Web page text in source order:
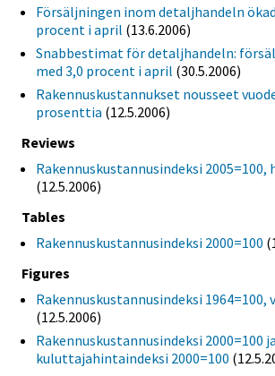
Försäljningen inom detaljhandeln
procent i april (13.6.2006)
Snabbestimat för detaljhandeln:
med 3,0 procent i april (30.5.2006)
Rakennuskustannukset nousseet
prosenttia (12.5.2006)
Reviews
Rakennuskustannusindeksi 2005=100,
(12.5.2006)
Tables
Rakennuskustannusindeksi 2000=100
Figures
Rakennuskustannusindeksi 1964=100,
(12.5.2006)
Rakennuskustannusindeksi 2000=100 ja
kuluttajahintaindeksi 2000=100